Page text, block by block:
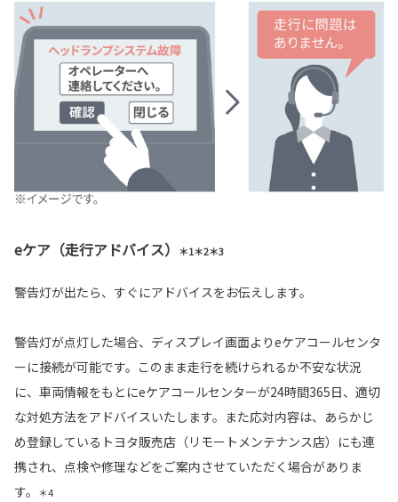
eケア（走行アドバイス） ＊1＊2＊3
警告灯が出たら、すぐにアドバイスをお伝えします。
警告灯が点灯した場合、ディスプレイ画面よりeケアコールセンタ
ーに接続が可能です。このまま走行を続けられるか不安な状況
に、車両情報をもとにeケアコールセンターが24時間365日、適切
な対処方法をアドバイスいたします。また応対内容は、あらかじ
め登録しているトヨタ販売店（リモートメンテナンス店）にも連
携され、点検や修理などをご案内させていただく場合がありま
す。
＊4